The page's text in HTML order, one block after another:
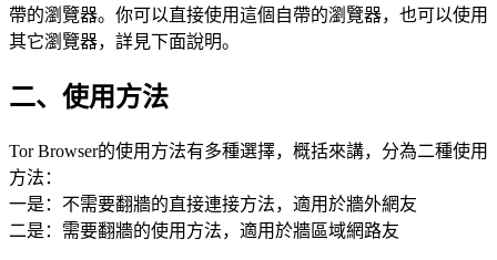
帶的瀏覽器。你可以直接使用這個自帶的瀏覽器，也可以使用
其它瀏覽器，詳見下面說明。
二、使用方法
Tor Browser的使用方法有多種選擇，概括來講，分為二種使用
方法：
一是：不需要翻牆的直接連接方法，適用於牆外網友
二是：需要翻牆的使用方法，適用於牆區域網路友